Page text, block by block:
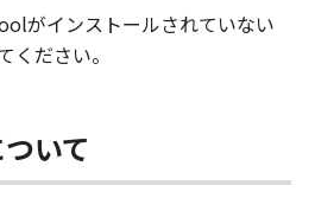
件の下で、「許諾ソフトウ
せることができます。その
っていただくものとしま
は、再使用許諾、譲渡、頒
がインストールされていない
ください。
いて